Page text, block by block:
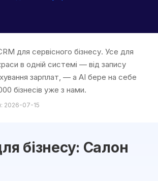
для сервісного бізнесу. Усе для
в одній системі — від запису
зарплат, — а AI бере на себе
бізнесів уже з нами.
2026-07-15
бізнесу: Салон